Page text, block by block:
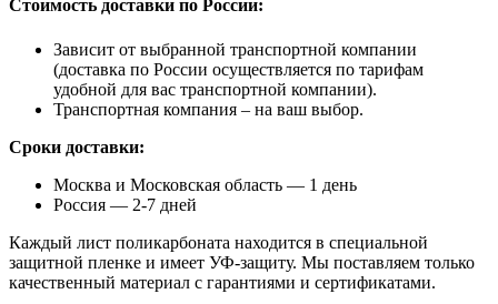
Стоимость доставки по России:
Зависит от выбранной транспортной компании
(доставка по России осуществляется по тарифам
удобной для вас транспортной компании).
Транспортная компания – на ваш выбор.
Сроки доставки:
Москва и Московская область — 1 день
Россия — 2-7 дней
Каждый лист поликарбоната находится в специальной
защитной пленке и имеет УФ-защиту. Мы поставляем только
качественный материал с гарантиями и сертификатами.